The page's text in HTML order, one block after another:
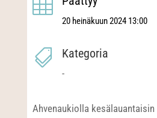

20 heinäkuun 2024 13:00
 Kategoria
-
Ahvenaukiolla kesälauantaisin